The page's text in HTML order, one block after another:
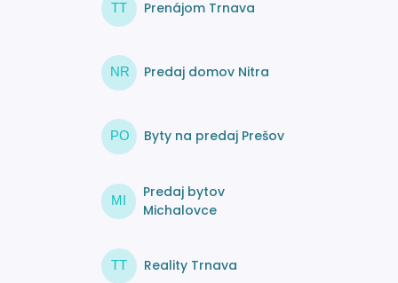
TT Prenájom Trnava
NR Predaj domov Nitra
PO Byty na predaj Prešov
MI
Predaj bytov
Michalovce
TT Reality Trnava